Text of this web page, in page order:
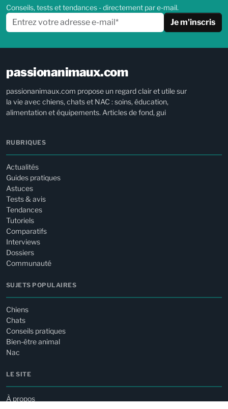
Conseils, tests et tendances - directement par e-mail.
Je m'inscris
passionanimaux.com
passionanimaux.com propose un regard clair et utile sur
la vie avec chiens, chats et NAC : soins, éducation,
alimentation et équipements. Articles de fond, gui
RUBRIQUES
Actualités
Guides pratiques
Astuces
Tests & avis
Tendances
Tutoriels
Comparatifs
Interviews
Dossiers
Communauté
SUJETS POPULAIRES
Chiens
Chats
Conseils pratiques
Bien-être animal
Nac
LE SITE
À propos